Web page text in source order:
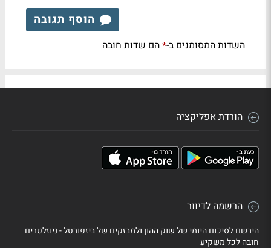
הוסף תגובה
השדות המסומנים ב-*הם שדות חובה
הורדת אפליקציה
הרשמה לדיוור
הירשם לסיכום היומי של שוק ההון ולמבזקים של ביזפורטל - ניוזלטרים
חובה לכל משקיע